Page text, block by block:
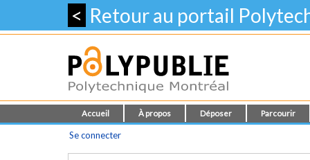
< Retour au portail
Accueil À propos Déposer Parcourir
Se connecter